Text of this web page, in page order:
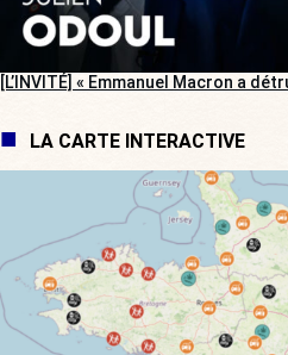
[L’INVITÉ] « Emmanuel Macron a
LA CARTE INTERACTIVE